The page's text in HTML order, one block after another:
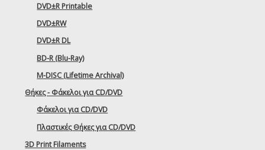
DVD±R Printable
DVD±RW
DVD±R DL
BD-R (Blu-Ray)
M-DISC (Lifetime Archival)
Θήκες - Φάκελοι για CD/DVD
Φάκελοι για CD/DVD
Πλαστικές Θήκες για CD/DVD
3D Print Filaments